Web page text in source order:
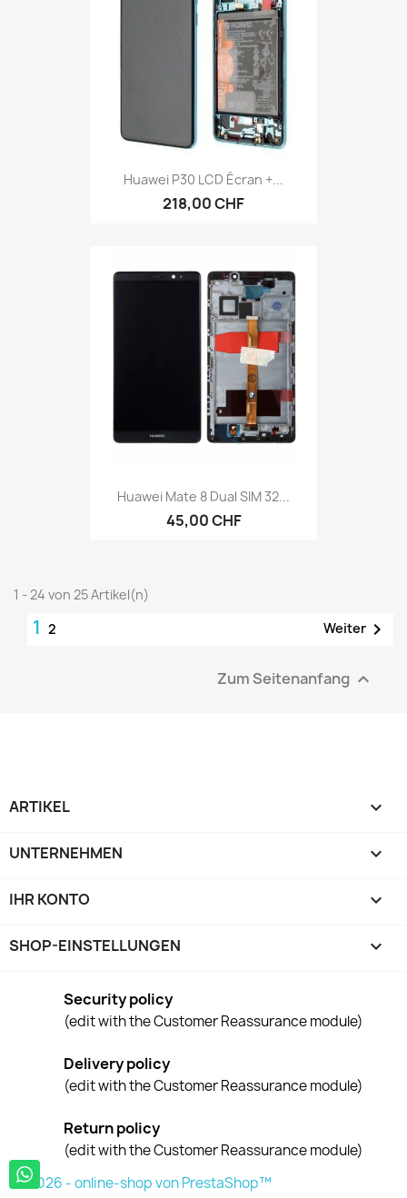
Huawei P30 LCD Écran +...
218,00 CHF
Huawei Mate 8 Dual SIM 32...
45,00 CHF
1 - 24 von 25 Artikel(n)
1 2 Weiter 
Zum Seitenanfang 
ARTIKEL 
UNTERNEHMEN 
IHR KONTO 
SHOP-EINSTELLUNGEN keyboard_arrow_down
Security policy
(edit with the Customer Reassurance module)
Delivery policy
(edit with the Customer Reassurance module)
Return policy
(edit with the Customer Reassurance module)
© 2026 - online-shop von PrestaShop™